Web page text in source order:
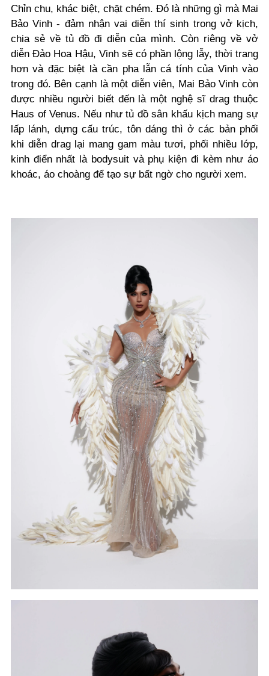
Chỉn chu, khác biệt, chặt chém. Đó là những gì mà Mai
Bảo Vinh - đảm nhận vai diễn thí sinh trong vở kịch,
chia sẻ về tủ đồ đi diễn của mình. Còn riêng về vở
diễn Đảo Hoa Hậu, Vinh sẽ có phần lộng lẫy, thời trang
hơn và đặc biệt là cần pha lẫn cá tính của Vinh vào
trong đó. Bên cạnh là một diễn viên, Mai Bảo Vinh còn
được nhiều người biết đến là một nghệ sĩ drag thuộc
Haus of Venus. Nếu như tủ đồ sân khấu kịch mang sự
lấp lánh, dựng cấu trúc, tôn dáng thì ở các bản phối
khi diễn drag lại mang gam màu tươi, phối nhiều lớp,
kinh điển nhất là bodysuit và phụ kiện đi kèm như áo
khoác, áo choàng để tạo sự bất ngờ cho người xem.